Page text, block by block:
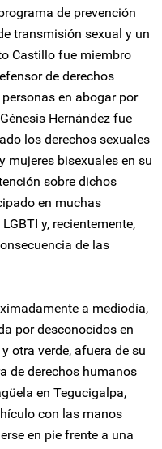
de prevención
transmisión sexual y un
Castillo fue miembro
de derechos
en abogar por
Hernández fue
los derechos sexuales
mujeres bisexuales en su
sobre dichos
en muchas
y, recientemente,
de las
a mediodía,
por desconocidos en
otra verde, afuera de su
de derechos humanos
en Tegucigalpa,
con las manos
en pie frente a una